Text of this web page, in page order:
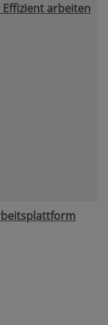
arbeiten